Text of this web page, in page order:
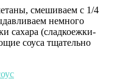
смешиваем с 1/4
немного
сахара (сладкоежки-
соуса тщательно